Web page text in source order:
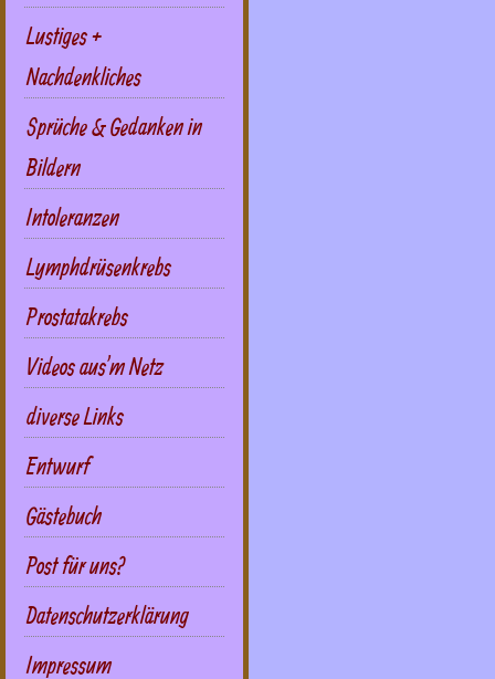
Lustiges +
Nachdenkliches
Sprüche & Gedanken in
Bildern
Intoleranzen
Lymphdrüsenkrebs
Prostatakrebs
Videos aus'm Netz
diverse Links
Entwurf
Gästebuch
Post für uns?
Datenschutzerklärung
Impressum